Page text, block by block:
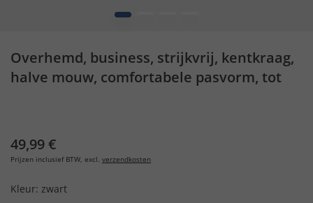
1
Overhemd, business, strijkvrij, kentkraag,
halve mouw, comfortabele pasvorm, tot
49,99 €
Prijzen inclusief BTW, excl. verzendkosten
Kleur: zwart